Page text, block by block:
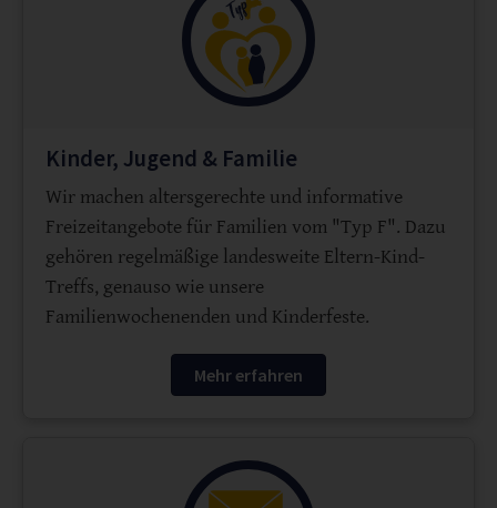
Kinder, Jugend & Familie
Wir machen altersgerechte und informative
Freizeitangebote für Familien vom "Typ F". Dazu
gehören regelmäßige landesweite Eltern-Kind-
Treffs, genauso wie unsere
Familienwochenenden und Kinderfeste.
Mehr erfahren